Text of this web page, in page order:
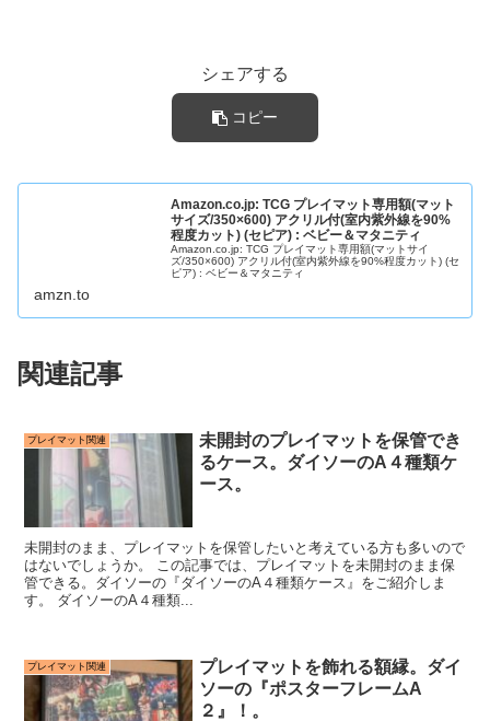
シェアする
コピー
Amazon.co.jp: TCG プレイマット専用額(マット
サイズ/350×600) アクリル付(室内紫外線を90%
程度カット) (セピア) : ベビー＆マタニティ
Amazon.co.jp: TCG プレイマット専用額(マットサイ
ズ/350×600) アクリル付(室内紫外線を90%程度カット) (セ
ピア) : ベビー＆マタニティ
amzn.to
関連記事
プレイマット関連
未開封のプレイマットを保管でき
るケース。ダイソーのA４種類ケ
ース。
未開封のまま、プレイマットを保管したいと考えている方も多いので
はないでしょうか。 この記事では、プレイマットを未開封のまま保
管できる。ダイソーの『ダイソーのA４種類ケース』をご紹介しま
す。 ダイソーのA４種類...
プレイマット関連
プレイマットを飾れる額縁。ダイ
ソーの『ポスターフレームA
２』！。